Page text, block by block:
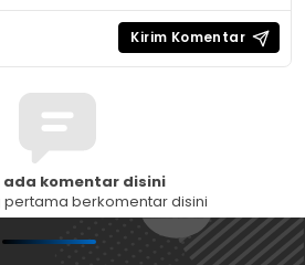
ada komentar disini
pertama berkomentar disini